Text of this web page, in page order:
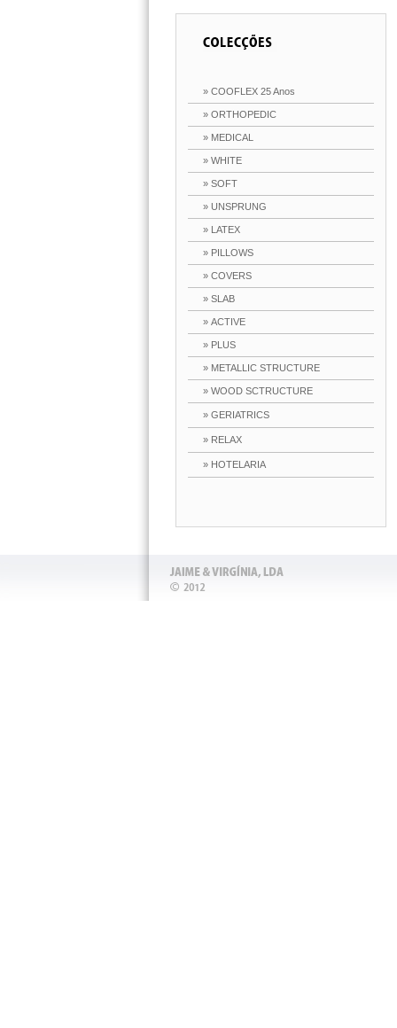
» COOFLEX 25 Anos
» ORTHOPEDIC
» MEDICAL
» WHITE
» SOFT
» UNSPRUNG
» LATEX
» PILLOWS
» COVERS
» SLAB
» ACTIVE
» PLUS
» METALLIC STRUCTURE
» WOOD SCTRUCTURE
» GERIATRICS
» RELAX
» HOTELARIA
replica Rolex fausse rolex